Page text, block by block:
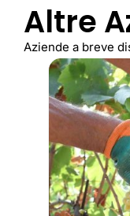
Altre
Aziende a breve